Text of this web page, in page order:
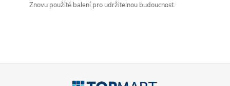
Znovu použité balení pro udržitelnou budoucnost.